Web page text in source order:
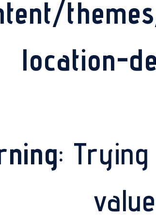
location-
: